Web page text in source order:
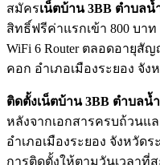
สมัครเน็ตบ้าน 3BB ตำบลน้
สิทธิ์ฟรีค่าแรกเข้า 800 บา
WiFi 6 Router ตลอดอายุ
คอก อำเภอเมืองระยอง จั
ติดตั้งเน็ตบ้าน 3BB ตำบลน้
หลังจากเอกสารครบถ้วน
อำเภอเมืองระยอง จังหวัด
การติดตั้งให้ตามวันเวลาที่